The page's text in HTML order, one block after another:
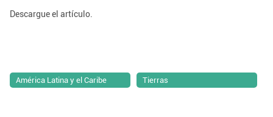
Descargue el artículo.
América Latina y el Caribe Tierras